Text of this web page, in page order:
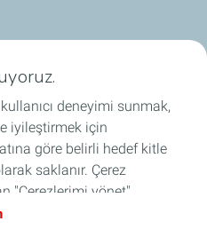
deneyimi sunmak,
iyileştirmek için
göre belirli hedef kitle
saklanır. Çerez
"Çerezlerimi yönet"
"Kabul ediyorum"